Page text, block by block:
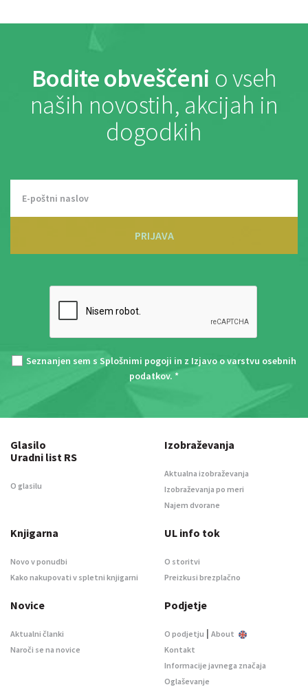
Bodite obveščeni o vseh
naših novostih, akcijah in
dogodkih
PRIJAVA
Seznanjen sem s Splošnimi pogoji in z Izjavo o varstvu osebnih
podatkov. *
Glasilo
Uradni list RS
O glasilu
Izobraževanja
Aktualna izobraževanja
Izobraževanja po meri
Najem dvorane
Knjigarna
Novo v ponudbi
Kako nakupovati v spletni knjigarni
UL info tok
O storitvi
Preizkusi brezplačno
Novice
Aktualni članki
Naroči se na novice
Podjetje
O podjetju | About
Kontakt
Informacije javnega značaja
Oglaševanje